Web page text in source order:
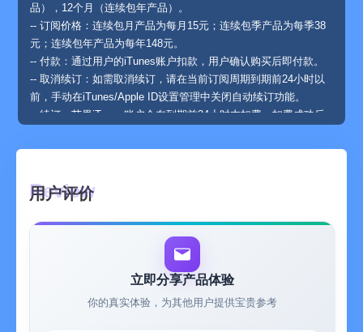
品），12个月（连续包年产品）。
-- 订阅价格：连续包月产品为每月15元；连续包季产品为每季38
元；连续包年产品为每年148元。
-- 付款：通过用户的iTunes账户扣款，用户确认购买后即付款。
-- 取消续订：如需取消续订，请在当前订阅周期到期前24小时以
前，手动在iTunes/Apple ID设置管理中关闭自动续订功能。
-- 续订：苹果iTunes账户会在到期前24小时内扣费，扣费成功后
--订阅可以由用户管理，并且可以在购买后在用户的账户设置里关
--免费试用期的任何未使用部分（如果提供）将在用户购买该出版
物时被回收。
-- 隐私政策：http://www.shayujizhang.com/about/vip.html
http://www.shayujizhang.com/about/auto_buy.html
鲨鱼记账的创始人有着多年的记账习惯，我们想基于用户的需求
用户评价
立即分享产品体验
你的真实体验，为其他用户提供宝贵参考